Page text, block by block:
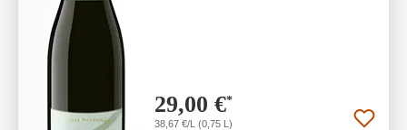
29,00 €*
38,67 €/L (0,75 L)